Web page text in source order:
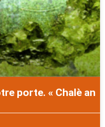
porte. « Chalè an